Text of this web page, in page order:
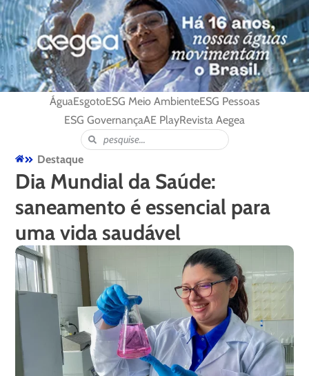
ÁguaEsgotoESG Meio AmbienteESG Pessoas
ESG GovernançaAE PlayRevista Aegea
Destaque
Dia Mundial da Saúde:
saneamento é essencial para
uma vida saudável